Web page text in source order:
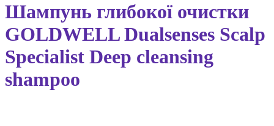
Шампунь глибокої очистки
GOLDWELL Dualsenses Scalp
Specialist Deep cleansing
shampoo